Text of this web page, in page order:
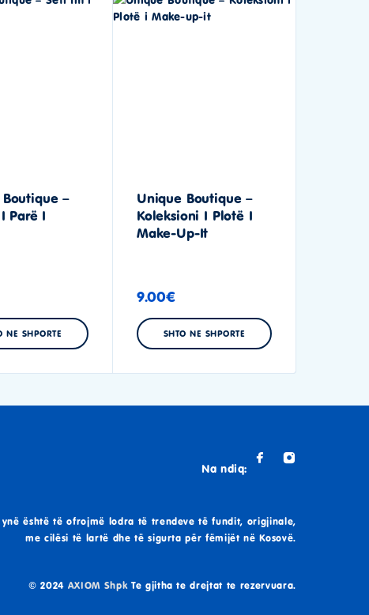
–
Parë I
NE SHPORTE
Unique Boutique –
Koleksioni I Plotë I
Make-Up-It
9.00€
SHTO NE SHPORTE
Na ndiq:
ynë është të ofrojmë lodra të trendeve të fundit, origjinale,
me cilësi të lartë dhe të sigurta për fëmijët në Kosovë.
© 2024 AXIOM ShpkTe gjitha te drejtat te rezervuara.